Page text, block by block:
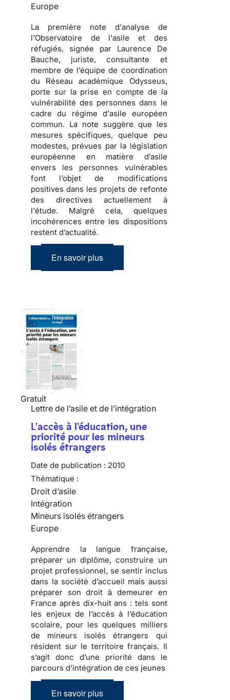
Europe
La première note d'analyse de
l'Observatoire de l'asile et des
réfugiés, signée par Laurence De
Bauche, juriste, consultante et
membre de l’équipe de coordination
du Réseau académique Odysseus,
porte sur la prise en compte de la
vulnérabilité des personnes dans le
cadre du régime d'asile européen
commun. La note suggère que les
mesures spécifiques, quelque peu
modestes, prévues par la législation
européenne en matière d’asile
envers les personnes vulnérables
font l’objet de modifications
positives dans les projets de refonte
des directives actuellement à
l'étude. Malgré cela, quelques
incohérences entre les dispositions
restent d’actualité.
En savoir plus
Gratuit
Lettre de l’asile et de l’intégration
L'accès à l'éducation, une
priorité pour les mineurs
isolés étrangers
Date de publication : 2010
Thématique :
Droit d’asile
Intégration
Mineurs isolés étrangers
Europe
Apprendre la langue française,
préparer un diplôme,construire un
projet professionnel, se sentir inclus
dans la société d’accueil mais aussi
préparer son droit à demeurer en
France après dix-huit ans : tels sont
les enjeux de l’accès à l’éducation
scolaire, pour les quelques milliers
de mineurs isolés étrangers qui
résident sur le territoire français. Il
s’agit donc d’une priorité dans le
parcours d’intégration de ces jeunes
En savoir plus